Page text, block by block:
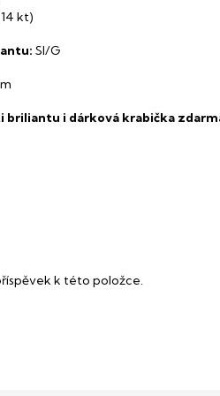
kt)
SI/G
i dárková krabička
k této položce.